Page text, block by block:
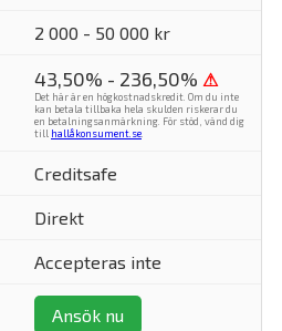
2 000 - 50 000 kr
43,50% - 236,50% ⚠
Det här är en högkostnadskredit. Om du inte
kan betala tillbaka hela skulden riskerar du
en betalningsanmärkning. För stöd, vänd dig
till hallåkonsument.se
Creditsafe
Direkt
Accepteras inte
Ansök nu